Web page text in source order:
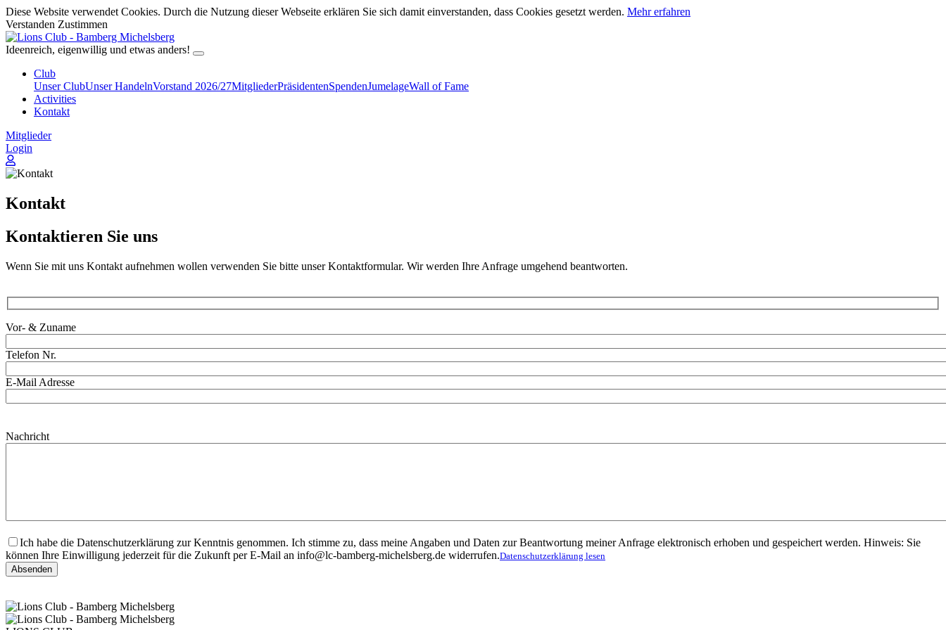
Diese Website verwendet Cookies. Durch die Nutzung dieser Webseite erklären Sie sich damit einverstanden, dass Cookies gesetzt werden. Mehr erfahren
Verstanden Zustimmen
Ideenreich, eigenwillig und etwas anders!
Club
Unser ClubUnser HandelnVorstand 2026/27MitgliederPräsidentenSpendenJumelageWall of Fame
Activities
Kontakt
Mitglieder
Login
Kontakt
Kontaktieren Sie uns
Wenn Sie mit uns Kontakt aufnehmen wollen verwenden Sie bitte unser Kontaktformular. Wir werden Ihre Anfrage umgehend beantworten.
Vor- & Zuname
Telefon Nr.
E-Mail Adresse
dieses
lasse
Nachricht
Ich habe die Datenschutzerklärung zur Kenntnis genommen. Ich stimme zu, dass meine Angaben und Daten zur Beantwortung meiner Anfrage elektronisch erhoben und gespeichert werden. Hinweis: Sie
können Ihre Einwilligung jederzeit für die Zukunft per E-Mail an info@lc-bamberg-michelsberg.de widerrufen.Datenschutzerklärung lesen